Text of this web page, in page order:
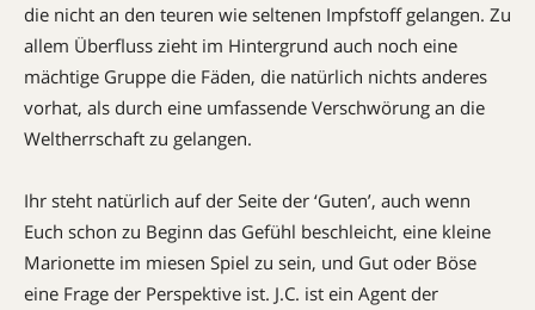
die nicht an den teuren wie seltenen Impfstoff gelangen. Zu
allem Überfluss zieht im Hintergrund auch noch eine
mächtige Gruppe die Fäden, die natürlich nichts anderes
vorhat, als durch eine umfassende Verschwörung an die
Weltherrschaft zu gelangen.
Ihr steht natürlich auf der Seite der ‘Guten’, auch wenn
Euch schon zu Beginn das Gefühl beschleicht, eine kleine
Marionette im miesen Spiel zu sein, und Gut oder Böse
eine Frage der Perspektive ist. J.C. ist ein Agent der